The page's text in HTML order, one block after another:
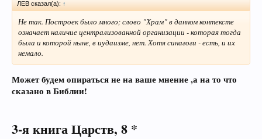
ЛEB сказал(а): ↑
Не так. Построек было много; слово "Храм" в данном контексте
означает наличие централизованной организации - которая тогда
была и которой ныне, в иудаизме, нет. Хотя синагоги - есть, и их
немало.
Может будем опираться не на ваше мнение ,а на то что
сказано в Библии!
3-я книга Царств, 8 *